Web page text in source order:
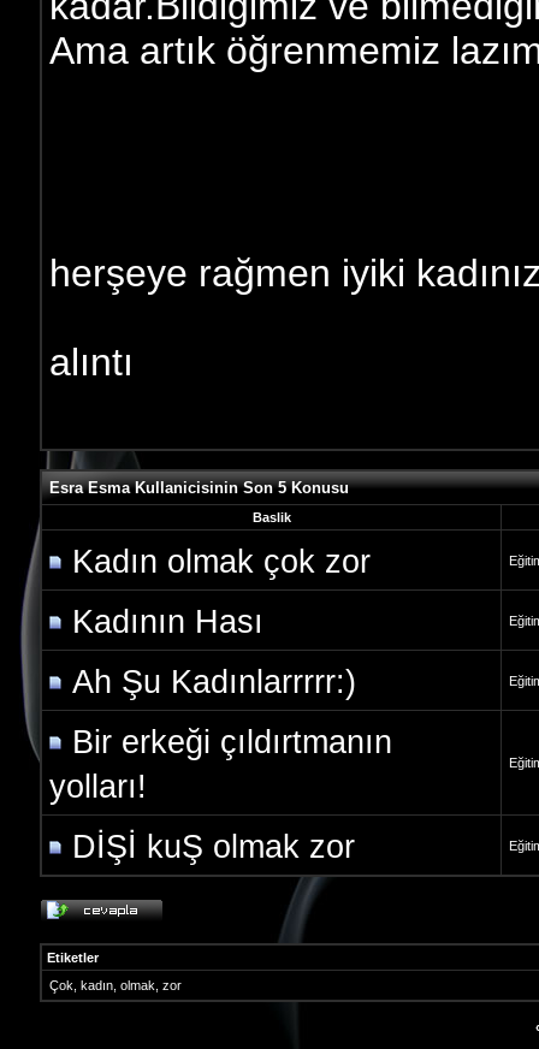
Ama artık öğrenmemiz
herşeye rağmen iyiki
alıntı
Esra Esma Kullanicisinin Son 5 Konusu
Baslik
Kadın olmak çok zor
Kadının Hası
Ah Şu Kadınlarrrrr:)
Bir erkeği çıldırtmanın
yolları!
DİŞİ kuŞ olmak zor
Etiketler
Çok kadın olmak zor